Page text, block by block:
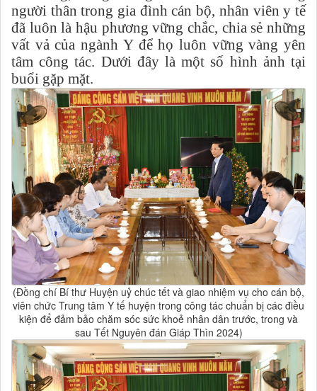
người thân trong gia đình cán bộ, nhân viên y tế
đã luôn là hậu phương vững chắc, chia sẻ những
vất vả của ngành Y để họ luôn vững vàng yên
tâm công tác. Dưới đây là một số hình ảnh tại
buổi gặp mặt.
(Đồng chí Bí thư Huyện uỷ chúc tết và giao nhiệm vụ cho cán bộ,
viên chức Trung tâm Y tế huyện trong công tác chuẩn bị các điều
kiện để đảm bảo chăm sóc sức khoẻ nhân dân trước, trong và
sau Tết Nguyên đán Giáp Thìn 2024)